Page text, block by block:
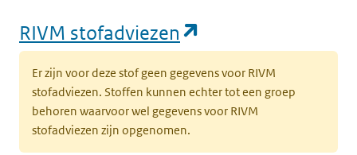
RIVM stofadviezen
Er zijn voor deze stof geen gegevens voor RIVM
stofadviezen. Stoffen kunnen echter tot een groep
behoren waarvoor wel gegevens voor RIVM
stofadviezen zijn opgenomen.